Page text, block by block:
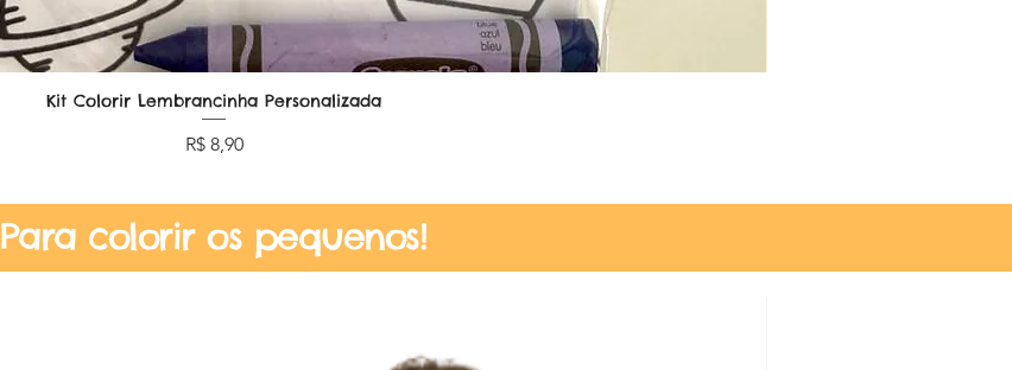
Visualização rápida
Kit Colorir Lembrancinha Personalizada
Preço
R$ 8,90
Para colorir os pequenos!